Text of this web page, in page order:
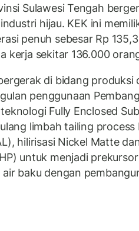
Sulawesi Tengah
hijau. KEK ini
penuh sebesar Rp
kerja sekitar 136.000
di bidang produksi
penggunaan
Fully Enclosed
limbah tailing process
hilirisasi Nickel Matte
untuk menjadi
baku dengan